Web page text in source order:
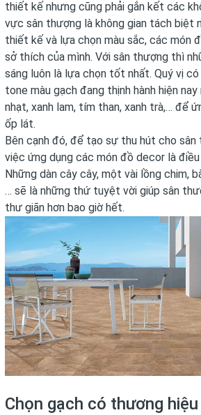
thiết kế nhưng cũng phải gắn kết các
vực sân thượng là không gian tách biệt
thiết kế và lựa chọn màu sắc, các món
sở thích của mình. Với sân thượng thì
sáng luôn là lựa chọn tốt nhất. Quý vị
tone màu gạch đang thịnh hành hiện
nhạt, xanh lam, tím than, xanh trà,… để
ốp lát.
Bên cạnh đó, để tạo sự thu hút cho
việc ứng dụng các món đồ decor là
Những dàn cây cây, một vài lồng chim,
… sẽ là những thứ tuyệt vời giúp sân
thư giãn hơn bao giờ hết.
Chọn gạch có thương hiệu